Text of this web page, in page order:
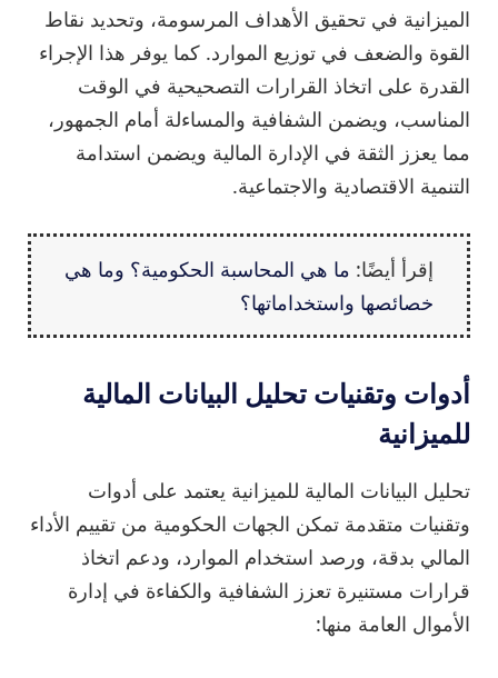
الميزانية في تحقيق الأهداف المرسومة، وتحديد نقاط
القوة والضعف في توزيع الموارد. كما يوفر هذا الإجراء
القدرة على اتخاذ القرارات التصحيحية في الوقت
المناسب، ويضمن الشفافية والمساءلة أمام الجمهور،
مما يعزز الثقة في الإدارة المالية ويضمن استدامة
التنمية الاقتصادية والاجتماعية.
إقرأ أيضًا: ما هي المحاسبة الحكومية؟ وما هي
خصائصها واستخداماتها؟
أدوات وتقنيات تحليل البيانات المالية
للميزانية
تحليل البيانات المالية للميزانية يعتمد على أدوات
وتقنيات متقدمة تمكن الجهات الحكومية من تقييم الأداء
المالي بدقة، ورصد استخدام الموارد، ودعم اتخاذ
قرارات مستنيرة تعزز الشفافية والكفاءة في إدارة
الأموال العامة منها: